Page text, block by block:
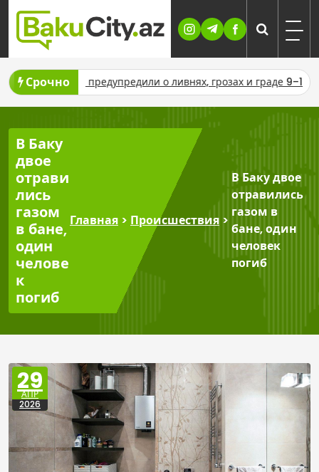
Skip
content
Срочнопредупредили о ливнях, грозах и граде 9–11
В Баку
двое
отрави
лись
газом
в бане,
один
челове
к
погиб
Главная > Происшествия >
В Баку двое
отравились
газом в
бане, один
человек
погиб
29
АПР
2026